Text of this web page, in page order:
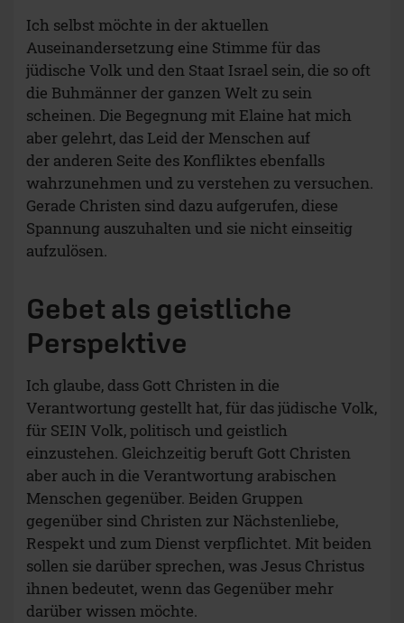
Ich selbst möchte in der aktuellen
Auseinandersetzung eine Stimme für das
jüdische Volk und den Staat Israel sein, die so oft
die Buhmänner der ganzen Welt zu sein
scheinen. Die Begegnung mit Elaine hat mich
aber gelehrt, das Leid der Menschen auf
der anderen Seite des Konfliktes ebenfalls
wahrzunehmen und zu verstehen zu versuchen.
Gerade Christen sind dazu aufgerufen, diese
Spannung auszuhalten und sie nicht einseitig
aufzulösen.
Gebet als geistliche
Perspektive
Ich glaube, dass Gott Christen in die
Verantwortung gestellt hat, für das jüdische Volk,
für SEIN Volk, politisch und geistlich
einzustehen. Gleichzeitig beruft Gott Christen
aber auch in die Verantwortung arabischen
Menschen gegenüber. Beiden Gruppen
gegenüber sind Christen zur Nächstenliebe,
Respekt und zum Dienst verpflichtet. Mit beiden
sollen sie darüber sprechen, was Jesus Christus
ihnen bedeutet, wenn das Gegenüber mehr
darüber wissen möchte.